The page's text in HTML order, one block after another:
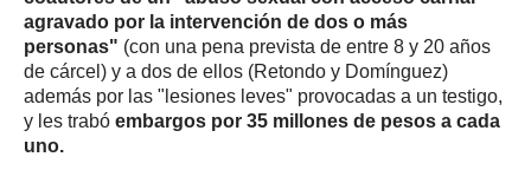
agravado por la intervención de dos o más
personas" (con una pena prevista de entre 8 y 20 años
de cárcel) y a dos de ellos (Retondo y Domínguez)
además por las "lesiones leves" provocadas a un testigo,
y les trabó embargos por 35 millones de pesos a cada
uno.